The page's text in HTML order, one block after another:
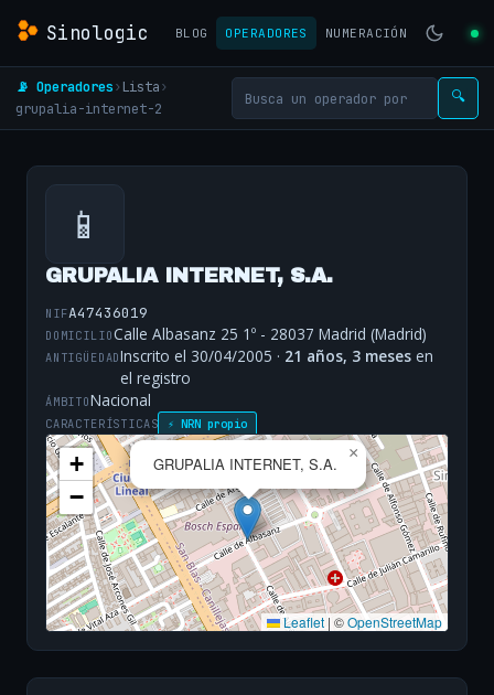
Sinologic BLOG OPERADORES NUMERACIÓN
📡 Operadores› Lista›
grupalia-internet-2
🔍
📱
GRUPALIA INTERNET, S.A.
NIFA47436019
DOMICILIOCalle Albasanz 25 1º - 28037 Madrid (Madrid)
ANTIGÜEDADInscrito el 30/04/2005 · 21 años, 3 meses en
el registro
ÁMBITONacional
CARACTERÍSTICAS ⚡ NRN propio
GRUPALIA INTERNET, S.A.
×
+
−
Leaflet | ©OpenStreetMap